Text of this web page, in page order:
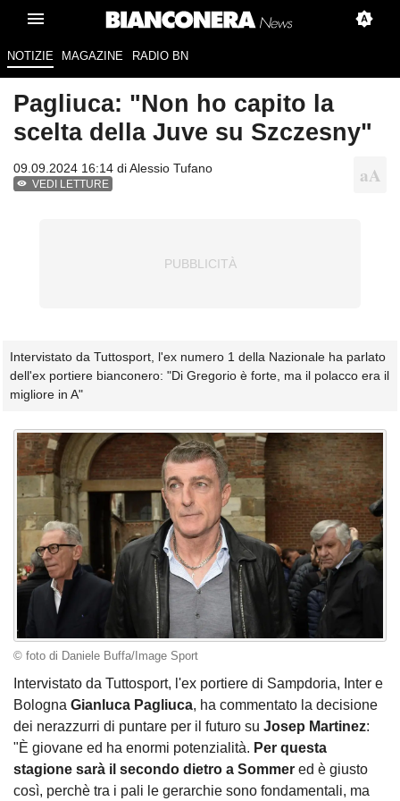
NOTIZIE MAGAZINE RADIO BN
Pagliuca: "Non ho capito la
scelta della Juve su Szczesny"
09.09.2024 16:14 diAlessio Tufano
VEDI LETTURE
Intervistato da Tuttosport, l'ex numero 1 della Nazionale ha parlato
dell'ex portiere bianconero: "Di Gregorio è forte, ma il polacco era il
migliore in A"
© foto di Daniele Buffa/Image Sport
Intervistato da Tuttosport, l'ex portiere di Sampdoria, Inter e
Bologna Gianluca Pagliuca, ha commentato la decisione
dei nerazzurri di puntare per il futuro su Josep Martinez:
"È giovane ed ha enormi potenzialità. Per questa
stagione sarà il secondo dietro a Sommer ed è giusto
così, perchè tra i pali le gerarchie sono fondamentali, ma